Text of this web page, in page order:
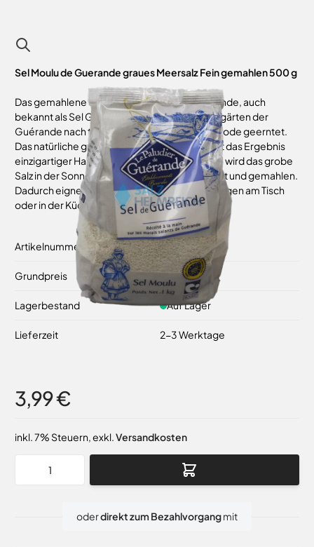
Sel Moulu de Guerande graues Meersalz Fein gemahlen 500 g
Das gemahlene Salz von Le Paludier de Guérande, auch
bekannt als Sel Gris, wird von Hand in den Salzgärten der
Guérande nach traditionell überlieferter Methode geerntet.
Das natürliche graue Salz ohne Zusatzstoffe ist das Ergebnis
einzigartiger Handwerkskunst. Nach der Ernte wird das grobe
Salz in der Sonne abgetropft, leicht getrocknet und gemahlen.
Dadurch eignet sich das Salz für alle Anwendungen am Tisch
oder in der Küche.
Artikelnummer 29462015
Grundpreis 7,98 €/ 1 kg
Lagerbestand Auf Lager
Lieferzeit 2-3 Werktage
3,99 €
inkl. 7% Steuern,exkl.Versandkosten
oderdirekt zum Bezahlvorgangmit